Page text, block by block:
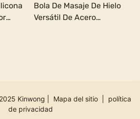
Bola De Masaje De Hielo
Versátil De Acero
Kinwong | Mapa del sitio
política
de privacidad